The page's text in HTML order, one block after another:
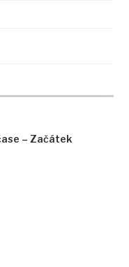
– Začátek